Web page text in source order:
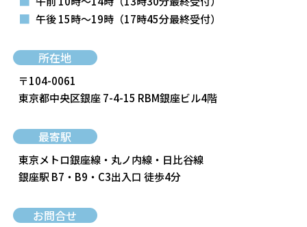
■ 午後 15時～19時 （17時45分最終受付）
所在地
〒104-0061
東京都中央区銀座 7-4-15 RBM銀座ビル4階
最寄駅
東京メトロ銀座線・丸ノ内線・日比谷線
銀座駅 B7・B9・C3出入口 徒歩4分
お問合せ